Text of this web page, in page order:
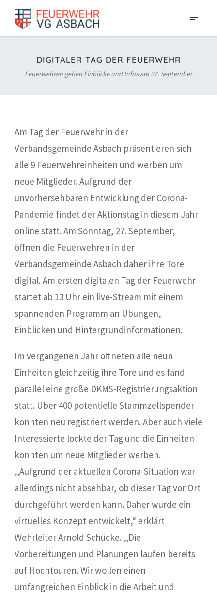
DIGITALER TAG DER FEUERWEHR
Feuerwehren geben Einblicke und Infos am 27. September
Am Tag der Feuerwehr in der
Verbandsgemeinde Asbach präsentieren sich
alle 9 Feuerwehreinheiten und werben um
neue Mitglieder. Aufgrund der
unvorhersehbaren Entwicklung der Corona-
Pandemie findet der Aktionstag in diesem Jahr
online statt. Am Sonntag, 27. September,
öffnen die Feuerwehren in der
Verbandsgemeinde Asbach daher ihre Tore
digital. Am ersten digitalen Tag der Feuerwehr
startet ab 13 Uhr ein live-Stream mit einem
spannenden Programm an Übungen,
Einblicken und Hintergrundinformationen.
Im vergangenen Jahr öffneten alle neun
Einheiten gleichzeitig ihre Tore und es fand
parallel eine große DKMS-Registrierungsaktion
statt. Über 400 potentielle Stammzellspender
konnten neu registriert werden. Aber auch viele
Interessierte lockte der Tag und die Einheiten
konnten um neue Mitglieder werben.
„Aufgrund der aktuellen Corona-Situation war
allerdings nicht absehbar, ob dieser Tag vor Ort
durchgeführt werden kann. Daher wurde ein
virtuelles Konzept entwickelt,“ erklärt
Wehrleiter Arnold Schücke. „Die
Vorbereitungen und Planungen laufen bereits
auf Hochtouren. Wir wollen einen
umfangreichen Einblick in die Arbeit und